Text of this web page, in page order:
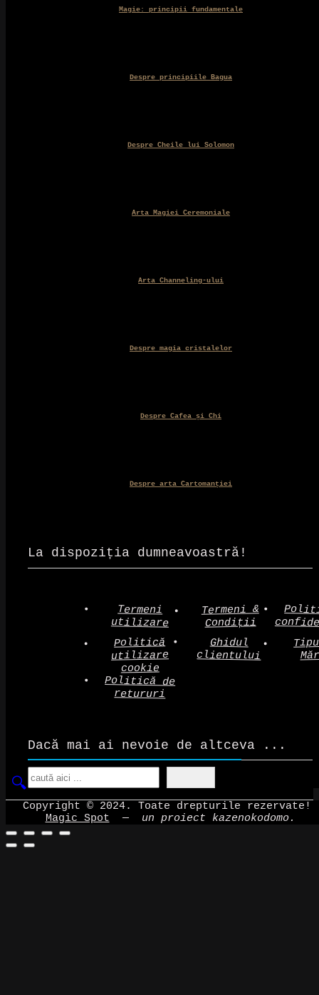
Magie: principii fundamentale
Despre principiile Bagua
Despre Cheile lui Solomon
Arta Magiei Ceremoniale
Arta Channeling-ului
Despre magia cristalelor
Despre Cafea și Chi
Despre arta Cartomanției
La dispoziția dumneavoastră!
Termeni
utilizare
Termeni &
Condiții
Politică
utilizare
cookie
Ghidul
clientului
Politică de
retururi
Dacă mai ai nevoie de altceva ...
Copyright © 2024. Toate drepturile rezervate!
Magic Spot — un proiect kazenokodomo.